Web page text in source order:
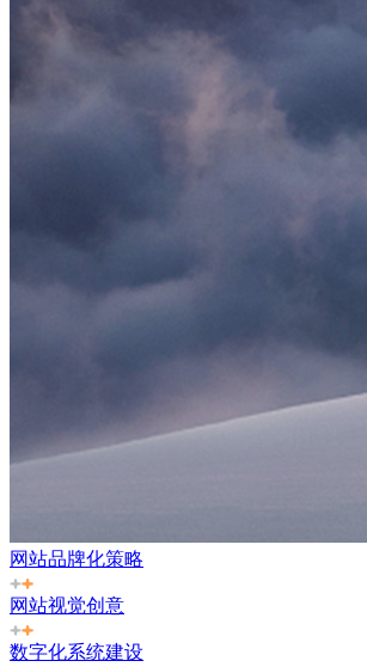
网站品牌化策略
网站视觉创意
数字化系统建设